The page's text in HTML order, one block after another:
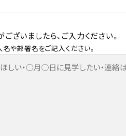
ざいましたら、ご入力ください。
や部署名をご記入ください。